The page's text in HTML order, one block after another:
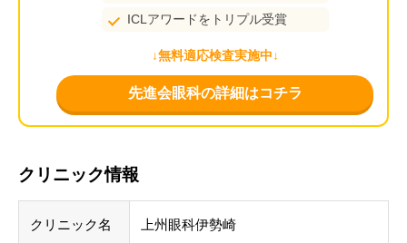
ICLアワードをトリプル受賞
↓無料適応検査実施中↓
先進会眼科の詳細はコチラ
クリニック情報
クリニック名 上州眼科伊勢崎